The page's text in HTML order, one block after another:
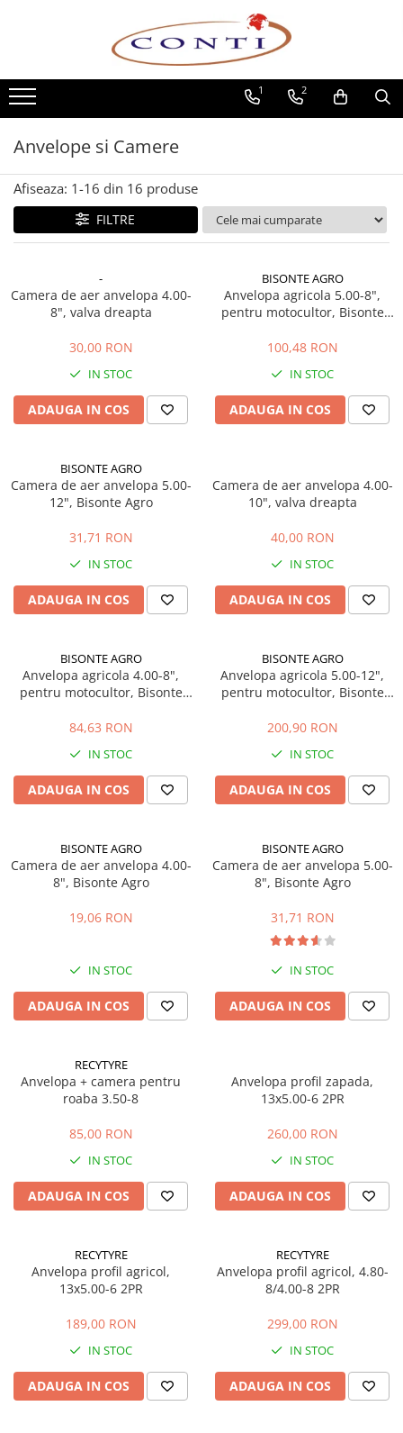
Toate Produsele
Casa si Gradina
Utilaje pentru gradina si accesorii
Atomizoare si Pulverizatoare
Despicatoare de lemne
Drujbe si fierastraie cu lant
Fierastraie pentru busteni
Foarfeci de gradina
Motocoase si accesorii
Motocositori
Motoburghie
Masini de batut stalpi
Sisteme combinate &
multifunctionale
vegetale
Tractoare si Utilaje agricole
Accesorii utilaje de gradina
Articole de bucatarie
Afumatoare
Aparate de vidat
Feliatoare
Masini de taitei
Masini de tocat carne
Masini de umplut carnati
Razatoare branzeturi
Storcatoare de rosii
Accesorii articole de bucatarie
Gradina & Terasa
Depozitare gradina
Gratare si accesorii
Echipamente curatenie
Aspiratoare
Freze de zapada
Masini de maturat
Accesorii echipamente curatenie
Unelte de gradinarit
Unelte taiat
Lopeti pentru zapada
Roabe si carucioare
Plase si folii pentru gradinarit
Alte unelte de gradinarit
Echipamente de protectie pentru
Casti de protectie
Ochelari de protectie
1 2
Anvelope si Camere
Afiseaza: 1-16 din 16 produse
FILTRE
-
Camera de aer anvelopa 4.00-
8", valva dreapta
30,00 RON
IN STOC
ADAUGA IN COS
BISONTE AGRO
Anvelopa agricola 5.00-8",
pentru motocultor, Bisonte
100,48 RON
IN STOC
ADAUGA IN COS
BISONTE AGRO
Camera de aer anvelopa 5.00-
12", Bisonte Agro
31,71 RON
IN STOC
ADAUGA IN COS
Camera de aer anvelopa 4.00-
10", valva dreapta
40,00 RON
IN STOC
ADAUGA IN COS
BISONTE AGRO
Anvelopa agricola 4.00-8",
pentru motocultor, Bisonte
84,63 RON
IN STOC
ADAUGA IN COS
BISONTE AGRO
Anvelopa agricola 5.00-12",
pentru motocultor, Bisonte
200,90 RON
IN STOC
ADAUGA IN COS
BISONTE AGRO
Camera de aer anvelopa 4.00-
8", Bisonte Agro
19,06 RON
IN STOC
ADAUGA IN COS
BISONTE AGRO
Camera de aer anvelopa 5.00-
8", Bisonte Agro
31,71 RON
IN STOC
ADAUGA IN COS
RECYTYRE
Anvelopa + camera pentru
roaba 3.50-8
85,00 RON
IN STOC
ADAUGA IN COS
Anvelopa profil zapada,
13x5.00-6 2PR
260,00 RON
IN STOC
ADAUGA IN COS
RECYTYRE
Anvelopa profil agricol,
13x5.00-6 2PR
189,00 RON
IN STOC
ADAUGA IN COS
RECYTYRE
Anvelopa profil agricol, 4.80-
8/4.00-8 2PR
299,00 RON
IN STOC
ADAUGA IN COS